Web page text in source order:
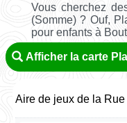
Vous cherchez
(Somme) ? Ouf,
pour enfants à
Afficher la carte
Aire de jeux de la